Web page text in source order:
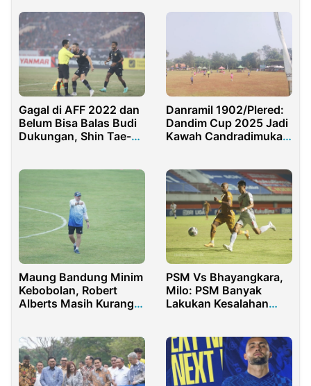
Gagal di AFF 2022 dan
Belum Bisa Balas Budi
Dukungan, Shin Tae-
Danramil 1902/Plered:
Dandim Cup 2025 Jadi
Kawah Candradimuka
Maung Bandung Minim
Kebobolan, Robert
Alberts Masih Kurang
PSM Vs Bhayangkara,
Milo: PSM Banyak
Lakukan Kesalahan